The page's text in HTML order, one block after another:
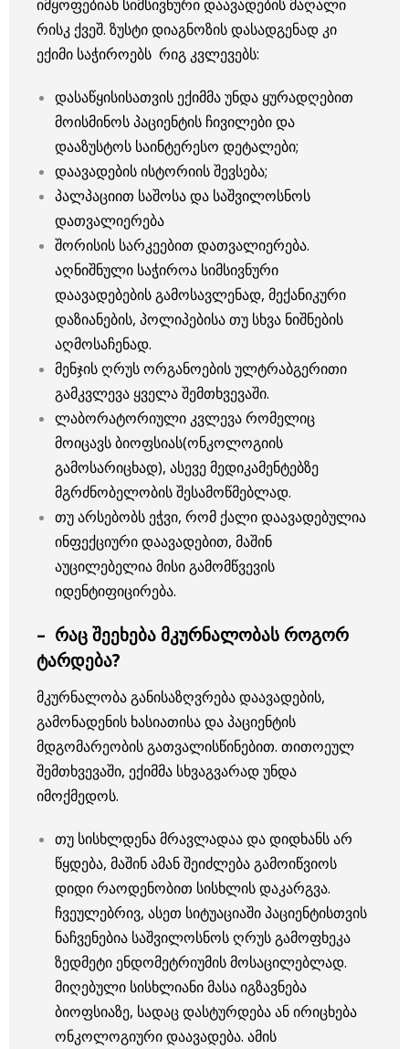
იმყოფებიან სიმსივნური დაავადების მაღალი
რისკ ქვეშ. ზუსტი დიაგნოზის დასადგენად კი
ექიმი საჭიროებს რიგ კვლევებს:
დასაწყისისათვის ექიმმა უნდა ყურადღებით
მოისმინოს პაციენტის ჩივილები და
დააზუსტოს საინტერესო დეტალები;
დაავადების ისტორიის შევსება;
პალპაციით საშოსა და საშვილოსნოს
დათვალიერება
შორისის სარკეებით დათვალიერება.
აღნიშნული საჭიროა სიმსივნური
დაავადებების გამოსავლენად, მექანიკური
დაზიანების, პოლიპებისა თუ სხვა ნიშნების
აღმოსაჩენად.
მენჯის ღრუს ორგანოების ულტრაბგერითი
გამკვლევა ყველა შემთხვევაში.
ლაბორატორიული კვლევა რომელიც
მოიცავს ბიოფსიას(ონკოლოგიის
გამოსარიცხად), ასევე მედიკამენტებზე
მგრძნობელობის შესამოწმებლად.
თუ არსებობს ეჭვი, რომ ქალი დაავადებულია
ინფექციური დაავადებით, მაშინ
აუცილებელია მისი გამომწვევის
იდენტიფიცირება.
– რაც შეეხება მკურნალობას როგორ
ტარდება?
მკურნალობა განისაზღვრება დაავადების,
გამონადენის ხასიათისა და პაციენტის
მდგომარეობის გათვალისწინებით. თითოეულ
შემთხვევაში, ექიმმა სხვაგვარად უნდა
იმოქმედოს.
თუ სისხლდენა მრავლადაა და დიდხანს არ
წყდება, მაშინ ამან შეიძლება გამოიწვიოს
დიდი რაოდენობით სისხლის დაკარგვა.
ჩვეულებრივ, ასეთ სიტუაციაში პაციენტისთვის
ნაჩვენებია საშვილოსნოს ღრუს გამოფხეკა
ზედმეტი ენდომეტრიუმის მოსაცილებლად.
მიღებული სისხლიანი მასა იგზავნება
ბიოფსიაზე, სადაც დასტურდება ან ირიცხება
ონკოლოგიური დაავადება. ამის